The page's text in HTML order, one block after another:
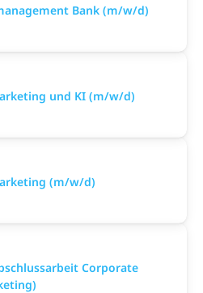
Bank (m/w/d)
und KI (m/w/d)
(m/w/d)
Corporate